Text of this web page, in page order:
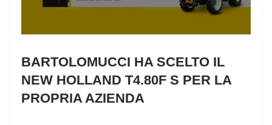
BARTOLOMUCCI HA SCELTO IL
NEW HOLLAND T4.80F S PER LA
PROPRIA AZIENDA